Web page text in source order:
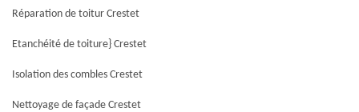
Réparation de toitur Crestet
Etanchéité de toiture} Crestet
Isolation des combles Crestet
Nettoyage de façade Crestet